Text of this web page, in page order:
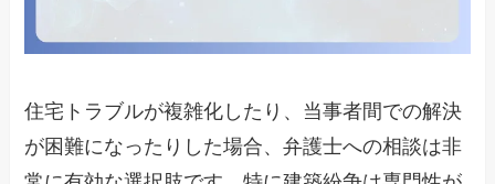
住宅トラブルが複雑化したり、当事者間での解決
が困難になったりした場合、弁護士への相談は非